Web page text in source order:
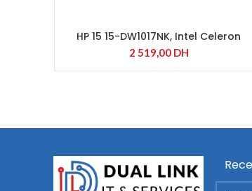
HP 15 15-DW1017NK, Intel Celeron
N4020
2 519,00 DH